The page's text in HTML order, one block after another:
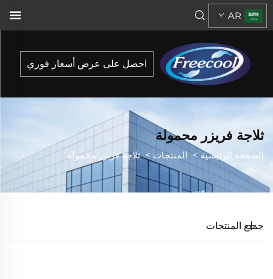
AR
احصل على عرض أسعار فوري
ثلاجة فريزر محمولة
الصفحة الرئيسية>المنتجات >ثلاجة فريزر محمولة
جميع المنتجات